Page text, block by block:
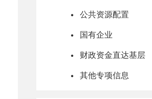
公共资源配置
国有企业
财政资金直达基层
其他专项信息